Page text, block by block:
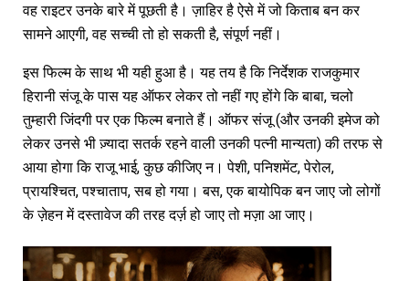
वह राइटर उनके बारे में पूछती है। ज़ाहिर है ऐसे में जो किताब बन कर
सामने आएगी, वह सच्ची तो हो सकती है, संपूर्ण नहीं।
इस फिल्म के साथ भी यही हुआ है। यह तय है कि निर्देशक राजकुमार
हिरानी संजू के पास यह ऑफर लेकर तो नहीं गए होंगे कि बाबा, चलो
तुम्हारी जिंदगी पर एक फिल्म बनाते हैं। ऑफर संजू (और उनकी इमेज को
लेकर उनसे भी ज़्यादा सतर्क रहने वाली उनकी पत्नी मान्यता) की तरफ से
आया होगा कि राजू भाई, कुछ कीजिए न। पेशी, पनिशमेंट, पेरोल,
प्रायश्चित, पश्चाताप, सब हो गया। बस, एक बायोपिक बन जाए जो लोगों
के ज़ेहन में दस्तावेज की तरह दर्ज़ हो जाए तो मज़ा आ जाए।